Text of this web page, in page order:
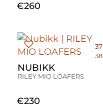
€260
NUBIKK
RILEY MIO LOAFERS
€230
37
38